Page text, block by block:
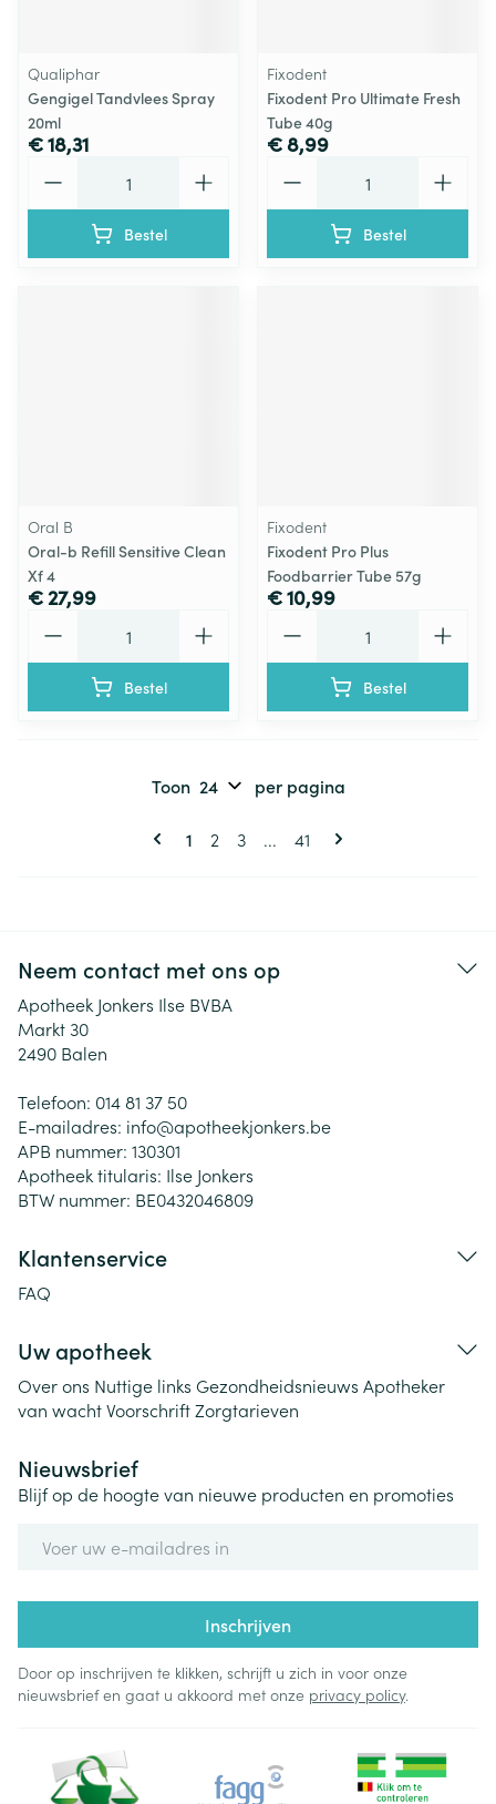
Qualiphar
Gengigel Tandvlees Spray
20ml
€ 18,31
Bestel
Fixodent
Fixodent Pro Ultimate Fresh
Tube 40g
€ 8,99
Bestel
Oral B
Oral-b Refill Sensitive Clean
Xf 4
€ 27,99
Bestel
Fixodent
Fixodent Pro Plus
Foodbarrier Tube 57g
€ 10,99
Bestel
Pagina's
U lees momenteel pagina
1 Pagina
2 Pagina
3 ... Pagina
41
Toon per pagina
Neem contact met ons op
Apotheek Jonkers Ilse BVBA
Markt 30
2490 Balen
Telefoon: 014 81 37 50
E-mailadres: info@apotheekjonkers.be
APB nummer: 130301
Apotheek titularis: Ilse Jonkers
BTW nummer: BE0432046809
Klantenservice
FAQ
Uw apotheek
Over ons Nuttige links Gezondheidsnieuws Apotheker
van wachtVoorschriftZorgtarieven
Nieuwsbrief
Blijf op de hoogte van nieuwe producten en promoties
Inschrijven
Door op inschrijven te klikken, schrijft u zich in voor onze
nieuwsbrief en gaat u akkoord met onze privacy policy.